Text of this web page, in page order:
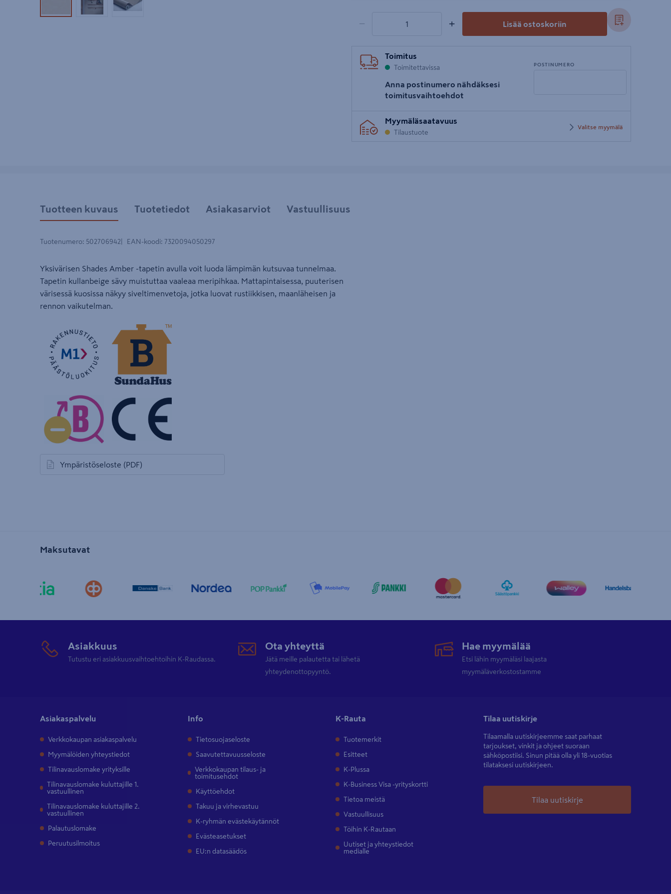
Tuotekuva 1Tuotekuva 2Tuotekuva 3
− + Lisää ostoskoriin
Toimitus
Toimitettavissa
Anna postinumero nähdäksesi
toimitusvaihtoehdot
POSTINUMERO
postinumero
Myymäläsaatavuus
Tilaustuote
Valitse myymälä
Tuotteen kuvaus Tuotetiedot Asiakasarviot Vastuullisuus
Tuotenumero: 502706942 EAN-koodi: 7320094050297
Yksivärisen Shades Amber -tapetin avulla voit luoda lämpimän kutsuvaa tunnelmaa.
Tapetin kullanbeige sävy muistuttaa vaaleaa meripihkaa. Mattapintaisessa, puuterisen
värisessä kuosissa näkyy siveltimenvetoja, jotka luovat rustiikkisen, maanläheisen ja
rennon vaikutelman.
Ympäristöseloste (PDF)
avautuu uuteen välilehteen
Maksutavat
Asiakkuus
Tutustu eri asiakkuusvaihtoehtoihin K-Raudassa.
Ota yhteyttä
Jätä meille palautetta tai lähetä
yhteydenottopyyntö.
Hae myymälää
Etsi lähin myymäläsi laajasta
myymäläverkostostamme
Asiakaspalvelu
Verkkokaupan asiakaspalvelu
Myymälöiden yhteystiedot
Tilinavauslomake yrityksille
Tilinavauslomake kuluttajille 1.
vastuullinen
Tilinavauslomake kuluttajille 2.
vastuullinen
Palautuslomake
Peruutusilmoitus
Info
Tietosuojaseloste
Saavutettavuusseloste
Verkkokaupan tilaus- ja
toimitusehdot
Käyttöehdot
Takuu ja virhevastuu
K-ryhmän evästekäytännöt
Evästeasetukset
EU:n datasäädös
K-Rauta
Tuotemerkit
Esitteet
K-Plussa
K-Business Visa -yrityskortti
Tietoa meistä
Vastuullisuus
Töihin K-Rautaan
Uutiset ja yhteystiedot
medialle
Tilaa uutiskirje
Tilaamalla uutiskirjeemme saat parhaat
tarjoukset, vinkit ja ohjeet suoraan
sähköpostiisi. Sinun pitää olla yli 18-vuotias
tilataksesi uutiskirjeen.
Tilaa uutiskirje